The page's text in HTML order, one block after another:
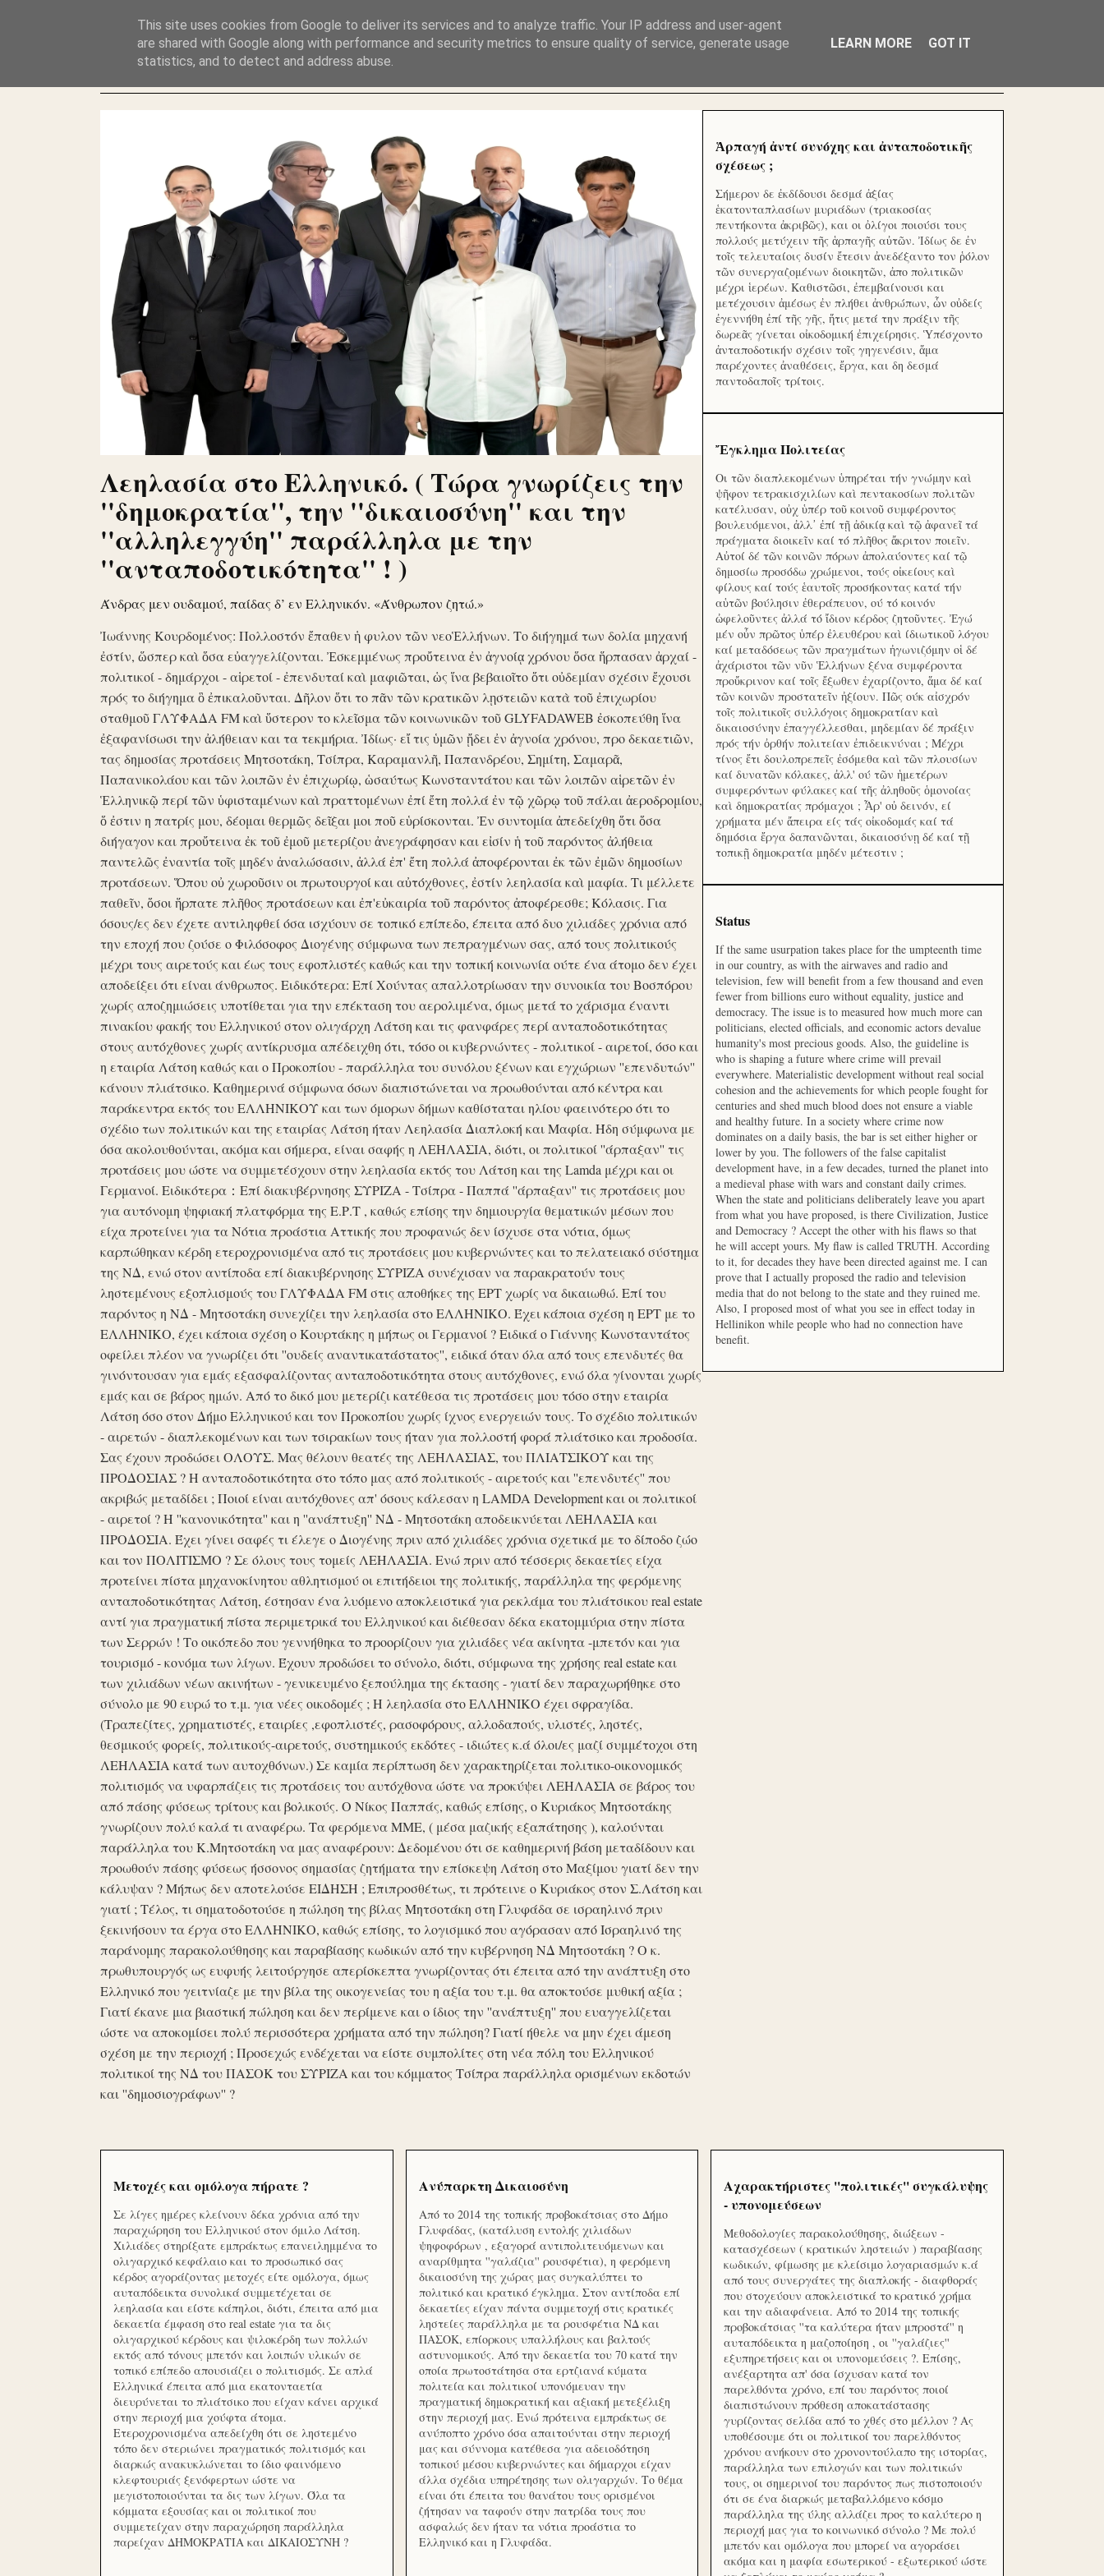
ΛΕΗΛΑΣΙΑ ΚΑΙ ΕΓΚΛΗΜΑ ?
Λεηλασία στο Ελληνικό. ( Τώρα γνωρίζεις την
''δημοκρατία'', την ''δικαιοσύνη'' και την
''αλληλεγγύη'' παράλληλα με την
''ανταποδοτικότητα'' ! )
Άνδρας μεν ουδαμού, παίδας δ’ εν Ελληνικόν. «Άνθρωπον ζητώ.»
Ἰωάννης Κουρδομένος: Πολλοστόν ἔπαθεν ἡ φυλον τῶν νεοἙλλήνων. Το διήγημά των δολία μηχανή
ἐστίν, ὥσπερ καὶ ὅσα εὐαγγελίζονται. Ἐσκεμμένως προὔτεινα ἐν ἀγνοίᾳ χρόνου ὅσα ἥρπασαν ἀρχαί -
πολιτικοί - δημάρχοι - αἱρετοί - ἐπενδυταί καὶ μαφιῶται, ὡς ἵνα βεβαιοῖτο ὅτι οὐδεμίαν σχέσιν ἔχουσι
πρός το διήγημα ὃ ἐπικαλοῦνται. Δῆλον ὅτι το πᾶν τῶν κρατικῶν λῃστειῶν κατὰ τοῦ ἐπιχωρίου
σταθμοῦ ΓΛΥΦΑΔΑ FM καὶ ὕστερον το κλεῖσμα τῶν κοινωνικῶν τοῦ GLYFADAWEB ἐσκοπεύθη ἵνα
ἐξαφανίσωσι την ἀλήθειαν και τα τεκμήρια. Ἰδίως· εἴ τις ὑμῶν ᾔδει ἐν ἀγνοία χρόνου, προ δεκαετιῶν,
τας δημοσίας προτάσεις Μητσοτάκη, Τσίπρα, Καραμανλῆ, Παπανδρέου, Σημίτη, Σαμαρᾶ,
Παπανικολάου και τῶν λοιπῶν ἐν ἐπιχωρίῳ, ὡσαύτως Κωνσταντάτου και τῶν λοιπῶν αἱρετῶν ἐν
Ἑλληνικῷ περί τῶν ὑφισταμένων καὶ πραττομένων ἐπί ἔτη πολλά ἐν τῷ χῶρῳ τοῦ πάλαι ἀεροδρομίου,
ὅ ἐστιν η πατρίς μου, δέομαι θερμῶς δεῖξαι μοι ποῦ εὑρίσκονται. Ἐν συντομία ἀπεδείχθη ὅτι ὅσα
διήγαγον και προὔτεινα ἐκ τοῦ ἐμοῦ μετερίζου ἀνεγράφησαν και εἰσίν ἡ τοῦ παρόντος ἀλήθεια
παντελῶς ἐναντία τοῖς μηδέν ἀναλώσασιν, ἀλλά ἐπ' ἔτη πολλά ἀποφέρονται ἐκ τῶν ἐμῶν δημοσίων
προτάσεων. Ὅπου οὐ χωροῦσιν οι πρωτουργοί και αὐτόχθονες, ἐστίν λεηλασία καὶ μαφία. Τι μέλλετε
παθεῖν, ὅσοι ἥρπατε πλῆθος προτάσεων και ἐπ'εὐκαιρία τοῦ παρόντος ἀποφέρεσθε; Κόλασις. Για
όσους/ες δεν έχετε αντιληφθεί όσα ισχύουν σε τοπικό επίπεδο, έπειτα από δυο χιλιάδες χρόνια από
την εποχή που ζούσε ο Φιλόσοφος Διογένης σύμφωνα των πεπραγμένων σας, από τους πολιτικούς
μέχρι τους αιρετούς και έως τους εφοπλιστές καθώς και την τοπική κοινωνία ούτε ένα άτομο δεν έχει
αποδείξει ότι είναι άνθρωπος. Ειδικότερα: Επί Χούντας απαλλοτρίωσαν την συνοικία του Βοσπόρου
χωρίς αποζημιώσεις υποτίθεται για την επέκταση του αερολιμένα, όμως μετά το χάρισμα έναντι
πινακίου φακής του Ελληνικού στον ολιγάρχη Λάτση και τις φανφάρες περί ανταποδοτικότητας
στους αυτόχθονες χωρίς αντίκρυσμα απέδειχθη ότι, τόσο οι κυβερνώντες - πολιτικοί - αιρετοί, όσο και
η εταιρία Λάτση καθώς και ο Προκοπίου - παράλληλα του συνόλου ξένων και εγχώριων ''επενδυτών''
κάνουν πλιάτσικο. Καθημερινά σύμφωνα όσων διαπιστώνεται να προωθούνται από κέντρα και
παράκεντρα εκτός του ΕΛΛΗΝΙΚΟΥ και των όμορων δήμων καθίσταται ηλίου φαεινότερο ότι το
σχέδιο των πολιτικών και της εταιρίας Λάτση ήταν Λεηλασία Διαπλοκή και Μαφία. Ήδη σύμφωνα με
όσα ακολουθούνται, ακόμα και σήμερα, είναι σαφής η ΛΕΗΛΑΣΙΑ, διότι, οι πολιτικοί ''άρπαξαν'' τις
προτάσεις μου ώστε να συμμετέσχουν στην λεηλασία εκτός του Λάτση και της Lamda μέχρι και οι
Γερμανοί. Ειδικότερα：Επί διακυβέρνησης ΣΥΡΙΖΑ - Τσίπρα - Παππά ''άρπαξαν'' τις προτάσεις μου
για αυτόνομη ψηφιακή πλατφόρμα της Ε.Ρ.Τ , καθώς επίσης την δημιουργία θεματικών μέσων που
είχα προτείνει για τα Νότια προάστια Αττικής που προφανώς δεν ίσχυσε στα νότια, όμως
καρπώθηκαν κέρδη ετεροχρονισμένα από τις προτάσεις μου κυβερνώντες και το πελατειακό σύστημα
της ΝΔ, ενώ στον αντίποδα επί διακυβέρνησης ΣΥΡΙΖΑ συνέχισαν να παρακρατούν τους
ληστεμένους εξοπλισμούς του ΓΛΥΦΑΔΑ FM στις αποθήκες της ΕΡΤ χωρίς να δικαιωθώ. Επί του
παρόντος η ΝΔ - Μητσοτάκη συνεχίζει την λεηλασία στο ΕΛΛΗΝΙΚΟ. Έχει κάποια σχέση η ΕΡΤ με το
ΕΛΛΗΝΙΚΟ, έχει κάποια σχέση ο Κουρτάκης η μήπως οι Γερμανοί ? Ειδικά ο Γιάννης Κωνσταντάτος
οφείλει πλέον να γνωρίζει ότι ''ουδείς αναντικατάστατος'', ειδικά όταν όλα από τους επενδυτές θα
γινόντουσαν για εμάς εξασφαλίζοντας ανταποδοτικότητα στους αυτόχθονες, ενώ όλα γίνονται χωρίς
εμάς και σε βάρος ημών. Από το δικό μου μετερίζι κατέθεσα τις προτάσεις μου τόσο στην εταιρία
Λάτση όσο στον Δήμο Ελληνικού και τον Προκοπίου χωρίς ίχνος ενεργειών τους. Το σχέδιο πολιτικών
- αιρετών - διαπλεκομένων και των τσιρακίων τους ήταν για πολλοστή φορά πλιάτσικο και προδοσία.
Σας έχουν προδώσει ΟΛΟΥΣ. Μας θέλουν θεατές της ΛΕΗΛΑΣΙΑΣ, του ΠΛΙΑΤΣΙΚΟΥ και της
ΠΡΟΔΟΣΙΑΣ ? Η ανταποδοτικότητα στο τόπο μας από πολιτικούς - αιρετούς και ''επενδυτές'' που
ακριβώς μεταδίδει ; Ποιοί είναι αυτόχθονες απ' όσους κάλεσαν η LAMDA Development και οι πολιτικοί
- αιρετοί ? Η ''κανονικότητα'' και η ''ανάπτυξη'' ΝΔ - Μητσοτάκη αποδεικνύεται ΛΕΗΛΑΣΙΑ και
ΠΡΟΔΟΣΙΑ. Έχει γίνει σαφές τι έλεγε ο Διογένης πριν από χιλιάδες χρόνια σχετικά με το δίποδο ζώο
και τον ΠΟΛΙΤΙΣΜΟ ? Σε όλους τους τομείς ΛΕΗΛΑΣΙΑ. Ενώ πριν από τέσσερις δεκαετίες είχα
προτείνει πίστα μηχανοκίνητου αθλητισμού οι επιτήδειοι της πολιτικής, παράλληλα της φερόμενης
ανταποδοτικότητας Λάτση, έστησαν ένα λυόμενο αποκλειστικά για ρεκλάμα του πλιάτσικου real estate
αντί για πραγματική πίστα περιμετρικά του Ελληνικού και διέθεσαν δέκα εκατομμύρια στην πίστα
των Σερρών ! Το οικόπεδο που γεννήθηκα το προορίζουν για χιλιάδες νέα ακίνητα -μπετόν και για
τουρισμό - κονόμα των λίγων. Έχουν προδώσει το σύνολο, διότι, σύμφωνα της χρήσης real estate και
των χιλιάδων νέων ακινήτων - γενικευμένο ξεπούλημα της έκτασης - γιατί δεν παραχωρήθηκε στο
σύνολο με 90 ευρώ το τ.μ. για νέες οικοδομές ; Η λεηλασία στο ΕΛΛΗΝΙΚΟ έχει σφραγίδα.
(Τραπεζίτες, χρηματιστές, εταιρίες ,εφοπλιστές, ρασοφόρους, αλλοδαπούς, υλιστές, ληστές,
θεσμικούς φορείς, πολιτικούς-αιρετούς, συστημικούς εκδότες - ιδιώτες κ.ά όλοι/ες μαζί συμμέτοχοι στη
ΛΕΗΛΑΣΙΑ κατά των αυτοχθόνων.) Σε καμία περίπτωση δεν χαρακτηρίζεται πολιτικο-οικονομικός
πολιτισμός να υφαρπάζεις τις προτάσεις του αυτόχθονα ώστε να προκύψει ΛΕΗΛΑΣΙΑ σε βάρος του
από πάσης φύσεως τρίτους και βολικούς. Ο Νίκος Παππάς, καθώς επίσης, ο Κυριάκος Μητσοτάκης
γνωρίζουν πολύ καλά τι αναφέρω. Τα φερόμενα ΜΜΕ, ( μέσα μαζικής εξαπάτησης ), καλούνται
παράλληλα του Κ.Μητσοτάκη να μας αναφέρουν: Δεδομένου ότι σε καθημερινή βάση μεταδίδουν και
προωθούν πάσης φύσεως ήσσονος σημασίας ζητήματα την επίσκεψη Λάτση στο Μαξίμου γιατί δεν την
κάλυψαν ? Μήπως δεν αποτελούσε ΕΙΔΗΣΗ ; Επιπροσθέτως, τι πρότεινε ο Κυριάκος στον Σ.Λάτση και
γιατί ; Τέλος, τι σηματοδοτούσε η πώληση της βίλας Μητσοτάκη στη Γλυφάδα σε ισραηλινό πριν
ξεκινήσουν τα έργα στο ΕΛΛΗΝΙΚΟ, καθώς επίσης, το λογισμικό που αγόρασαν από Ισραηλινό της
παράνομης παρακολούθησης και παραβίασης κωδικών από την κυβέρνηση ΝΔ Μητσοτάκη ? Ο κ.
πρωθυπουργός ως ευφυής λειτούργησε απερίσκεπτα γνωρίζοντας ότι έπειτα από την ανάπτυξη στο
Ελληνικό που γειτνίαζε με την βίλα της οικογενείας του η αξία του τ.μ. θα αποκτούσε μυθική αξία ;
Γιατί έκανε μια βιαστική πώληση και δεν περίμενε και ο ίδιος την ''ανάπτυξη'' που ευαγγελίζεται
ώστε να αποκομίσει πολύ περισσότερα χρήματα από την πώληση? Γιατί ήθελε να μην έχει άμεση
σχέση με την περιοχή ; Προσεχώς ενδέχεται να είστε συμπολίτες στη νέα πόλη του Ελληνικού
πολιτικοί της ΝΔ του ΠΑΣΟΚ του ΣΥΡΙΖΑ και του κόμματος Τσίπρα παράλληλα ορισμένων εκδοτών
και ''δημοσιογράφων'' ?
Ἁρπαγή ἀντί συνόχης και ἀνταποδοτικῆς
σχέσεως ;
Σήμερον δε ἐκδίδουσι δεσμά ἀξίας
ἑκατονταπλασίων μυριάδων (τριακοσίας
πεντήκοντα ἀκριβῶς), και οι ὀλίγοι ποιούσι τους
πολλούς μετύχειν τῆς ἁρπαγῆς αὐτῶν. Ἰδίως δε ἐν
τοῖς τελευταίοις δυσίν ἔτεσιν ἀνεδέξαντο τον ῥόλον
τῶν συνεργαζομένων διοικητῶν, ἀπο πολιτικῶν
μέχρι ἱερέων. Καθιστῶσι, ἐπεμβαίνουσι και
μετέχουσιν ἀμέσως ἐν πλήθει ἀνθρώπων, ὧν οὐδείς
ἐγεννήθη ἐπί τῆς γῆς, ἥτις μετά την πράξιν τῆς
δωρεᾶς γίνεται οἰκοδομική ἐπιχείρησις. Ὑπέσχοντο
ἀνταποδοτικήν σχέσιν τοῖς γηγενέσιν, ἅμα
παρέχοντες ἀναθέσεις, ἔργα, και δη δεσμά
παντοδαποῖς τρίτοις.
Ἔγκλημα Πολιτείας
Οι τῶν διαπλεκομένων ὑπηρέται τήν γνώμην καὶ
ψῆφον τετρακισχιλίων καὶ πεντακοσίων πολιτῶν
κατέλυσαν, οὐχ ὑπέρ τοῦ κοινοῦ συμφέροντος
βουλευόμενοι, ἀλλ᾽ ἐπί τῇ ἀδικίᾳ καὶ τῷ ἀφανεῖ τά
πράγματα διοικεῖν καί τό πλῆθος ἄκριτον ποιεῖν.
Αὐτοί δέ τῶν κοινῶν πόρων ἀπολαύοντες καί τῷ
δημοσίω προσόδω χρώμενοι, τούς οἰκείους καὶ
φίλους καί τούς ἑαυτοῖς προσήκοντας κατά τήν
αὑτῶν βούλησιν ἐθεράπευον, ού τό κοινόν
ὠφελοῦντες ἀλλά τό ἴδιον κέρδος ζητοῦντες. Ἐγώ
μέν οὖν πρῶτος ὑπέρ ἐλευθέρου καὶ ίδιωτικοῦ λόγου
καί μεταδόσεως τῶν πραγμάτων ἠγωνιζόμην οἱ δέ
ἀχάριστοι τῶν νῦν Ἑλλήνων ξένα συμφέροντα
προὔκρινον καί τοῖς ἔξωθεν ἐχαρίζοντο, ἅμα δέ καί
τῶν κοινῶν προστατεῖν ἠξίουν. Πῶς ούκ αἰσχρόν
τοῖς πολιτικοῖς συλλόγοις δημοκρατίαν καὶ
δικαιοσύνην ἐπαγγέλλεσθαι, μηδεμίαν δέ πράξιν
πρός τήν ὀρθήν πολιτείαν ἐπιδεικνύναι ; Μέχρι
τίνος ἔτι δουλοπρεπεῖς ἐσόμεθα καὶ τῶν πλουσίων
καί δυνατῶν κόλακες, ἀλλ' ού τῶν ἡμετέρων
συμφερόντων φύλακες καί τῆς ἀληθοῦς ὁμονοίας
καὶ δημοκρατίας πρόμαχοι ; Ἆρ' οὐ δεινόν, εί
χρήματα μέν ἄπειρα είς τάς οἰκοδομάς καί τά
δημόσια ἔργα δαπανῶνται, δικαιοσύνῃ δέ καί τῇ
τοπικῇ δημοκρατία μηδέν μέτεστιν ;
Status
If the same usurpation takes place for the umpteenth time
in our country, as with the airwaves and radio and
television, few will benefit from a few thousand and even
fewer from billions euro without equality, justice and
democracy. The issue is to measured how much more can
politicians, elected officials, and economic actors devalue
humanity's most precious goods. Also, the guideline is
who is shaping a future where crime will prevail
everywhere. Materialistic development without real social
cohesion and the achievements for which people fought for
centuries and shed much blood does not ensure a viable
and healthy future. In a society where crime now
dominates on a daily basis, the bar is set either higher or
lower by you. The followers of the false capitalist
development have, in a few decades, turned the planet into
a medieval phase with wars and constant daily crimes.
When the state and politicians deliberately leave you apart
from what you have proposed, is there Civilization, Justice
and Democracy ? Accept the other with his flaws so that
he will accept yours. My flaw is called TRUTH. According
to it, for decades they have been directed against me. I can
prove that I actually proposed the radio and television
media that do not belong to the state and they ruined me.
Also, I proposed most of what you see in effect today in
Hellinikon while people who had no connection have
benefit.
Μετοχές και ομόλογα πήρατε ?
Σε λίγες ημέρες κλείνουν δέκα χρόνια από την
παραχώρηση του Ελληνικού στον όμιλο Λάτση.
Χιλιάδες στηρίξατε εμπράκτως επανειλημμένα το
ολιγαρχικό κεφάλαιο και το προσωπικό σας
κέρδος αγοράζοντας μετοχές είτε ομόλογα, όμως
αυταπόδεικτα συνολικά συμμετέχεται σε
λεηλασία και είστε κάπηλοι, διότι, έπειτα από μια
δεκαετία έμφαση στο real estate για τα δις
ολιγαρχικού κέρδους και ψιλοκέρδη των πολλών
εκτός από τόνους μπετόν και λοιπών υλικών σε
τοπικό επίπεδο απουσιάζει ο πολιτισμός. Σε απλά
Ελληνικά έπειτα από μια εκατονταετία
διευρύνεται το πλιάτσικο που είχαν κάνει αρχικά
στην περιοχή μια χούφτα άτομα.
Ετεροχρονισμένα απεδείχθη ότι σε ληστεμένο
τόπο δεν στεριώνει πραγματικός πολιτισμός και
διαρκώς ανακυκλώνεται το ίδιο φαινόμενο
κλεφτουριάς ξενόφερτων ώστε να
μεγιστοποιούνται τα δις των λίγων. Όλα τα
κόμματα εξουσίας και οι πολιτικοί που
συμμετείχαν στην παραχώρηση παράλληλα
παρείχαν ΔΗΜΟΚΡΑΤΙΑ και ΔΙΚΑΙΟΣΥΝΗ ?
Ανύπαρκτη Δικαιοσύνη
Από το 2014 της τοπικής προβοκάτσιας στο Δήμο
Γλυφάδας, (κατάλυση εντολής χιλιάδων
ψηφοφόρων , εξαγορά αντιπολιτευόμενων και
αναρίθμητα ''γαλάζια'' ρουσφέτια), η φερόμενη
δικαιοσύνη της χώρας μας συγκαλύπτει το
πολιτικό και κρατικό έγκλημα. Στον αντίποδα επί
δεκαετίες είχαν πάντα συμμετοχή στις κρατικές
ληστείες παράλληλα με τα ρουσφέτια ΝΔ και
ΠΑΣΟΚ, επίορκους υπαλλήλους και βαλτούς
αστυνομικούς. Από την δεκαετία του 70 κατά την
οποία πρωτοστάτησα στα ερτζιανά κύματα
πολιτεία και πολιτικοί υπονόμευαν την
πραγματική δημοκρατική και αξιακή μετεξέλιξη
στην περιοχή μας. Ενώ πρότεινα εμπράκτως σε
ανύποπτο χρόνο όσα απαιτούνται στην περιοχή
μας και σύννομα κατέθεσα για αδειοδότηση
τοπικού μέσου κυβερνώντες και δήμαρχοι είχαν
άλλα σχέδια υπηρέτησης των ολιγαρχών. Το θέμα
είναι ότι έπειτα του θανάτου τους ορισμένοι
ζήτησαν να ταφούν στην πατρίδα τους που
ασφαλώς δεν ήταν τα νότια προάστια το
Ελληνικό και η Γλυφάδα.
Αχαρακτήριστες ''πολιτικές'' συγκάλυψης
- υπονομεύσεων
Μεθοδολογίες παρακολούθησης, διώξεων -
κατασχέσεων ( κρατικών ληστειών ) παραβίασης
κωδικών, φίμωσης με κλείσιμο λογαριασμών κ.ά
από τους συνεργάτες της διαπλοκής - διαφθοράς
που στοχεύουν αποκλειστικά το κρατικό χρήμα
και την αδιαφάνεια. Από το 2014 της τοπικής
προβοκάτσιας ''τα καλύτερα ήταν μπροστά'' η
αυταπόδεικτα η μαζοποίηση , οι ''γαλάζιες''
εξυπηρετήσεις και οι υπονομεύσεις ?. Επίσης,
ανέξαρτητα απ' όσα ίσχυσαν κατά τον
παρελθόντα χρόνο, επί του παρόντος ποιοί
διαπιστώνουν πρόθεση αποκατάστασης
γυρίζοντας σελίδα από το χθές στο μέλλον ? Ας
υποθέσουμε ότι οι πολιτικοί του παρελθόντος
χρόνου ανήκουν στο χρονοντούλαπο της ιστορίας,
παράλληλα των επιλογών και των πολιτικών
τους, οι σημερινοί του παρόντος πως πιστοποιούν
ότι σε ένα διαρκώς μεταβαλλόμενο κόσμο
παράλληλα της ύλης αλλάζει προς το καλύτερο η
περιοχή μας για το κοινωνικό σύνολο ? Με πολύ
μπετόν και ομόλογα που μπορεί να αγοράσει
ακόμα και η μαφία εσωτερικού - εξωτερικού ώστε
This site uses cookies from Google to deliver its services and to analyze traffic. Your IP address and user-agent
are shared with Google along with performance and security metrics to ensure quality of service, generate usage
statistics, and to detect and address abuse.
LEARN MORE GOT IT